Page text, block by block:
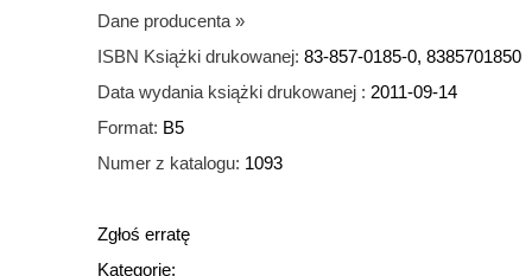
Dane producenta »
ISBN Książki drukowanej: 83-857-0185-0, 8385701850
Data wydania książki drukowanej : 2011-09-14
Format: B5
Numer z katalogu: 1093
Zgłoś erratę
Kategorie: